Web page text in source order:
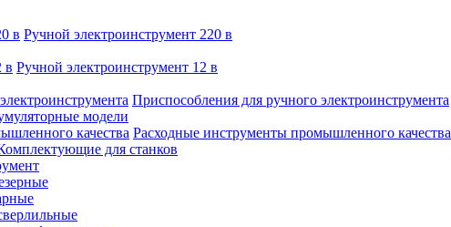
Ручной электроинструмент 220 в
Ручной электроинструмент 12 в
Приспособления для ручного электроинструмента
модели
Расходные инструменты промышленного качества
для станков